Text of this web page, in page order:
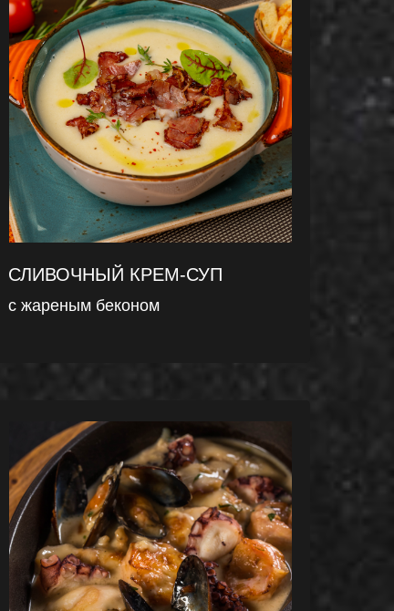
СЛИВОЧНЫЙ КРЕМ-СУП
с жареным беконом